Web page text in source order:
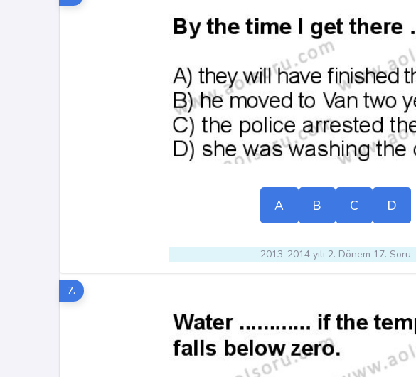
A B C D
2013-2014 yılı 2. Dönem 17. Soru
7.